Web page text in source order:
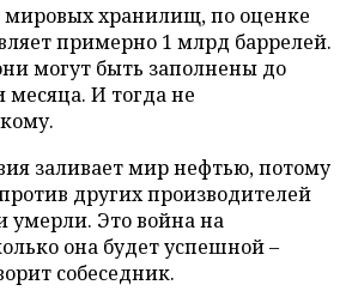
мировых хранилищ, по оценке
примерно 1 млрд баррелей.
могут быть заполнены до
месяца. И тогда не
заливает мир нефтью, потому
других производителей
умерли. Это война на
она будет успешной –
собеседник.